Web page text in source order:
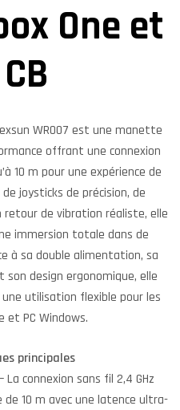
One et
WR007 est une manette
offrant une connexion
10 m pour une expérience de
joysticks de précision, de
retour de vibration réaliste, elle
immersion totale dans de
à sa double alimentation, sa
design ergonomique, elle
utilisation flexible pour les
et PC Windows.
principales
La connexion sans fil 2,4 GHz
10 m avec une latence ultra-